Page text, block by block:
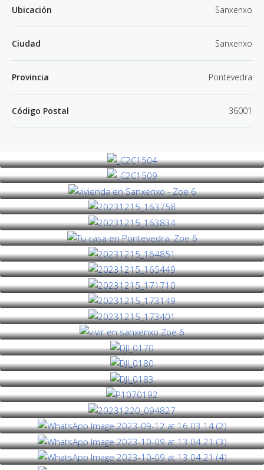
Ubicación Sanxenxo
Ciudad Sanxenxo
Provincia Pontevedra
Código Postal 36001